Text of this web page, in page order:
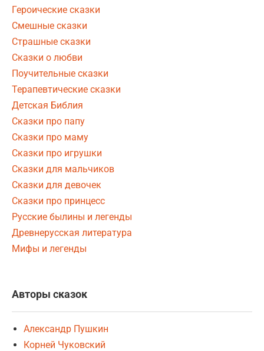
Героические сказки
Смешные сказки
Страшные сказки
Сказки о любви
Поучительные сказки
Терапевтические сказки
Детская Библия
Сказки про папу
Сказки про маму
Сказки про игрушки
Сказки для мальчиков
Сказки для девочек
Сказки про принцесс
Русские былины и легенды
Древнерусская литература
Мифы и легенды
Авторы сказок
Александр Пушкин
Корней Чуковский